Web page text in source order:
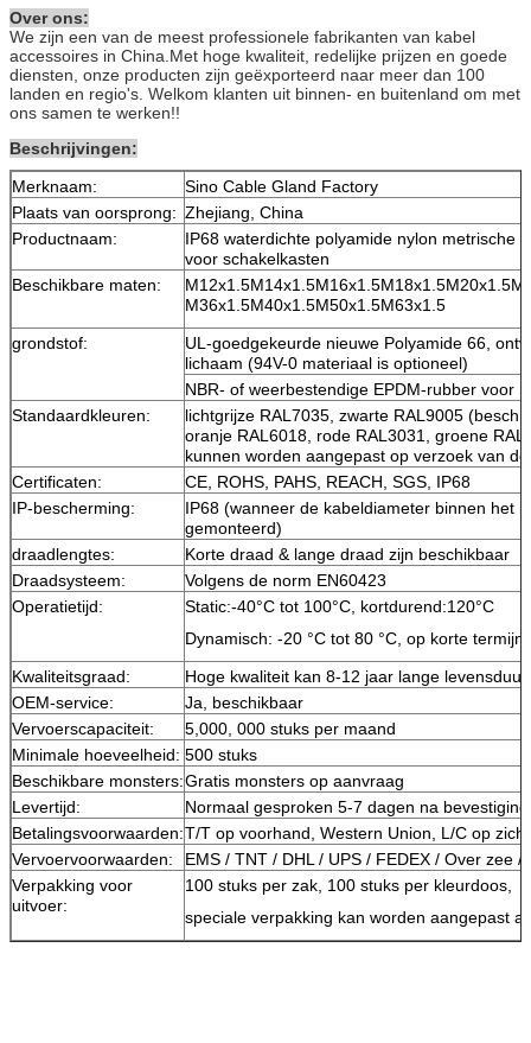
Over ons:
We zijn een van de meest professionele fabrikanten van kabel
accessoires in China.Met hoge kwaliteit, redelijke prijzen en goede
diensten, onze producten zijn geëxporteerd naar meer dan 100
landen en regio's. Welkom klanten uit binnen- en buitenland om met
ons samen te werken!!
Beschrijvingen:
Merknaam:
Sino Cable Gland Factory
Plaats van oorsprong: Zhejiang, China
Productnaam:
IP68 waterdichte polyamide nylon metrische
voor schakelkasten
Beschikbare maten:
M36x1.5M40x1.5M50x1.5M63x1.5
grondstof:
UL-goedgekeurde nieuwe Polyamide 66,
lichaam (94V-0 materiaal is optioneel)
NBR- of weerbestendige EPDM-rubber voor
Standaardkleuren:
lichtgrijze RAL7035, zwarte RAL9005
oranje RAL6018, rode RAL3031, groene
kunnen worden aangepast op verzoek van
Certificaten:
CE, ROHS, PAHS, REACH, SGS, IP68
IP-bescherming:
IP68 (wanneer de kabeldiameter binnen het
gemonteerd)
draadlengtes:
Korte draad & lange draad zijn beschikbaar
Draadsysteem:
Volgens de norm EN60423
Operatietijd:
Static:-40°C tot 100°C, kortdurend:120°C
Dynamisch: -20 °C tot 80 °C, op korte
Kwaliteitsgraad:
Hoge kwaliteit kan 8-12 jaar lange
OEM-service:
Ja, beschikbaar
Vervoerscapaciteit:
5,000, 000 stuks per maand
Minimale hoeveelheid: 500 stuks
Beschikbare monsters:Gratis monsters op aanvraag
Levertijd:
Normaal gesproken 5-7 dagen na
Betalingsvoorwaarden:T/T op voorhand, Western Union, L/C op zicht
Vervoervoorwaarden:
EMS / TNT / DHL / UPS / FEDEX / Over zee
Verpakking voor
uitvoer:
100 stuks per zak, 100 stuks per kleurdoos,
speciale verpakking kan worden aangepast